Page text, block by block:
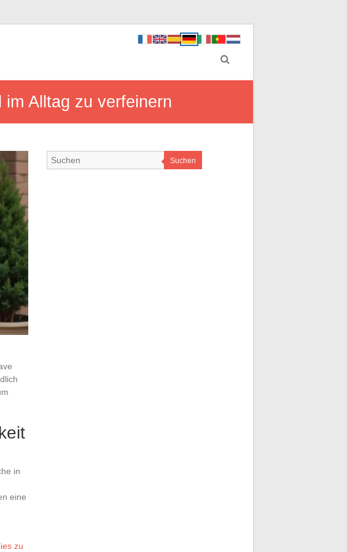
Alltag zu verfeinern
in
eine
zu
Suchen